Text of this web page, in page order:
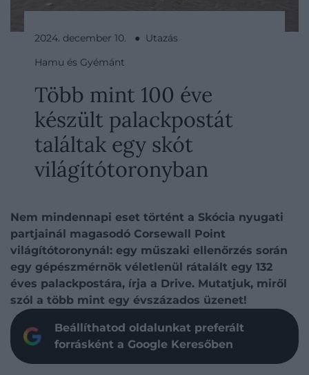
2024. december 10. ● Utazás
Hamu és Gyémánt
Több mint 100 éve
készült palackpostát
találtak egy skót
világítótoronyban
Nem mindennapi eset történt a Skócia nyugati
partjainál magasodó Corsewall Point
világítótoronynál: egy műszaki ellenőrzés során
egy gépészmérnök véletlenül rátalált egy 132
éves palackpostára, írja a Drive. Mutatjuk, miről
szól a több mint egy évszázados üzenet!
Beállíthatod oldalunkat preferált
forrásként a Google Keresőben